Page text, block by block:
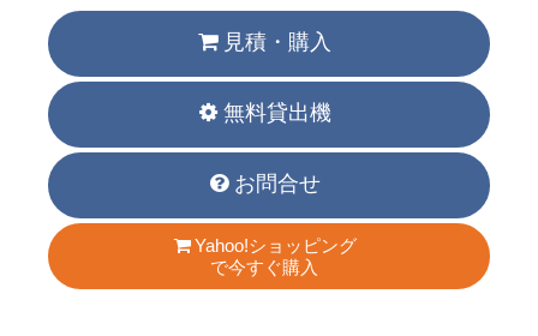
見積・購入
無料貸出機
お問合せ
Yahoo!ショッピング
で今すぐ購入